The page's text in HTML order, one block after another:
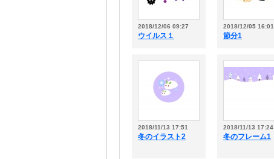
2018/12/06 09:27
ウイルス１
2018/12/05 16:01
節分1
2018/11/13 17:51
冬のイラスト2
2018/11/13 17:24
冬のフレーム1